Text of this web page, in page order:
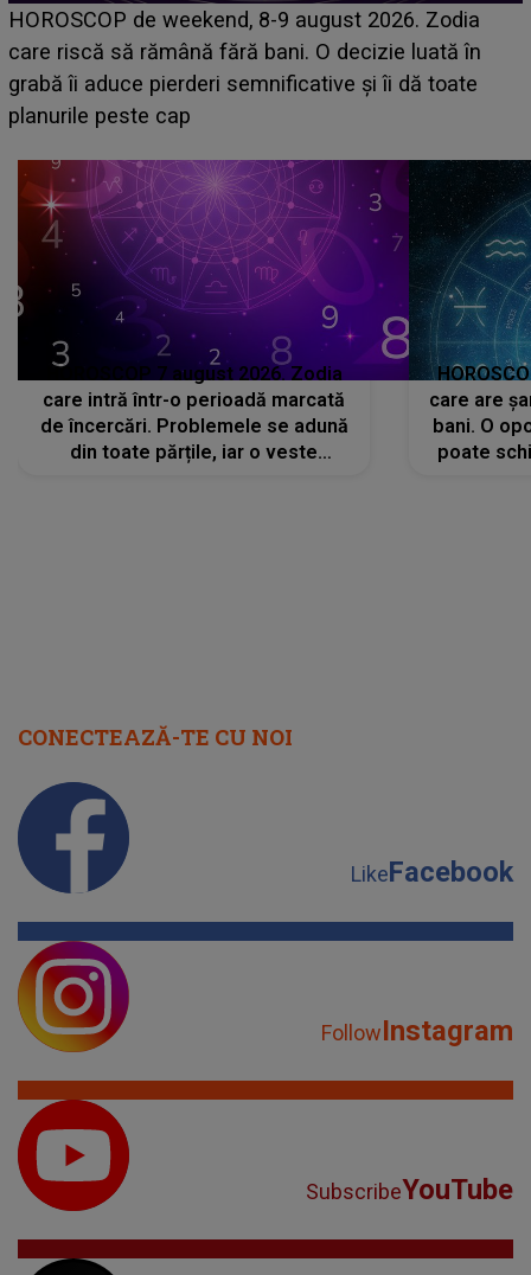
Emanuel a ținut ACEST DETALIU ASCUNS până
acum! În fața Alexandrei, concurentul din Casa Iubirii
face o MĂRTURISIRE NEAȘTEPTATĂ despre mama
sa: "I-am spus și ei în față, eu nu te iubesc pentru
HOROSCOP 7 august 2026. Zodia
care intră într-o perioadă marcată
de încercări. Problemele se adună
din toate părțile, iar o veste
care are
bani. O
poate
CONECTEAZĂ-TE CU NOI
LikeFacebook
FollowInstagram
SubscribeYouTube